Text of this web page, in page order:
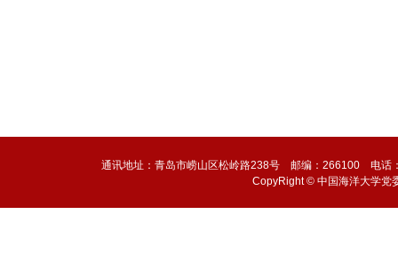
通讯地址：青岛市崂山区松岭路238号 邮编：266100 电
CopyRight © 中国海洋大学党